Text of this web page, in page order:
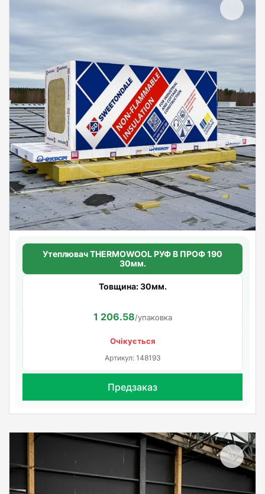
Утеплювач THERMOWOOL РУФ В ПРОФ 190
30мм.
Товщина: 30мм.
1 206.58/упаковка
Очікується
Артикул: 148193
Предзаказ